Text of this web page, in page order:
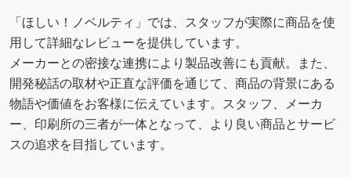
「ほしい！ノベルティ」では、スタッフが実際に商品を使
用して詳細なレビューを提供しています。
メーカーとの密接な連携により製品改善にも貢献。また、
開発秘話の取材や正直な評価を通じて、商品の背景にある
物語や価値をお客様に伝えています。スタッフ、メーカ
ー、印刷所の三者が一体となって、より良い商品とサービ
スの追求を目指しています。